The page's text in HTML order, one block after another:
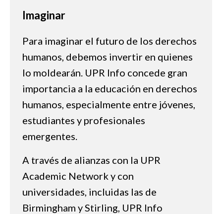
Imaginar
Para imaginar el futuro de los derechos
humanos, debemos invertir en quienes
lo moldearán. UPR Info concede gran
importancia a la educación en derechos
humanos, especialmente entre jóvenes,
estudiantes y profesionales
emergentes.
A través de alianzas con la UPR
Academic Network y con
universidades, incluidas las de
Birmingham y Stirling, UPR Info